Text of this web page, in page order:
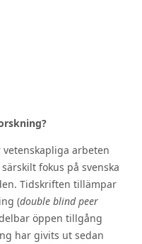
arbeten
fokus på svenska
Tidskriften tillämpar
(double blind peer
öppen tillgång
har givits ut sedan